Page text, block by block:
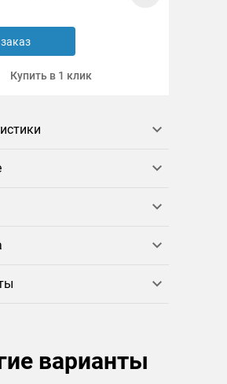
Купить в 1 клик
варианты